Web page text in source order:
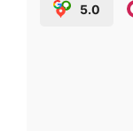
5.0